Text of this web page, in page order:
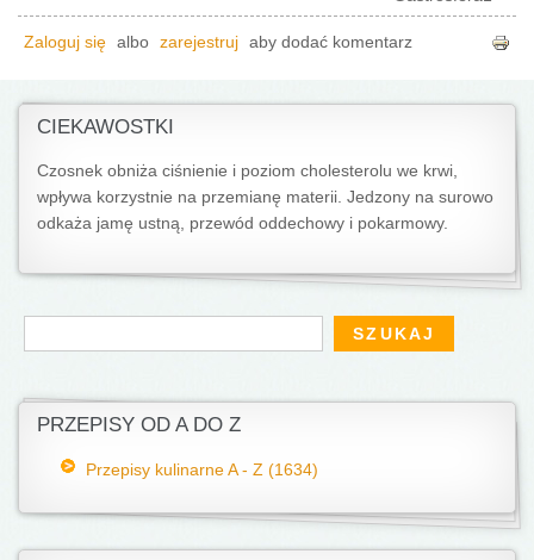
Zaloguj się albo zarejestruj aby dodać komentarz
CIEKAWOSTKI
Czosnek obniża ciśnienie i poziom cholesterolu we krwi,
wpływa korzystnie na przemianę materii. Jedzony na surowo
odkaża jamę ustną, przewód oddechowy i pokarmowy.
Formularz wyszukiwania
Szukaj
PRZEPISY OD A DO Z
Przepisy kulinarne A - Z (1634)